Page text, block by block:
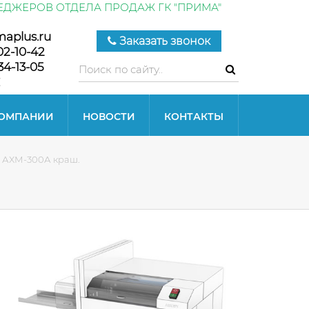
ОТДЕЛА ПРОДАЖ ГК "ПРИМА"
10-42
13-05
Заказать звонок
НОВОСТИ КОНТАКТЫ
АХМ-300А краш.